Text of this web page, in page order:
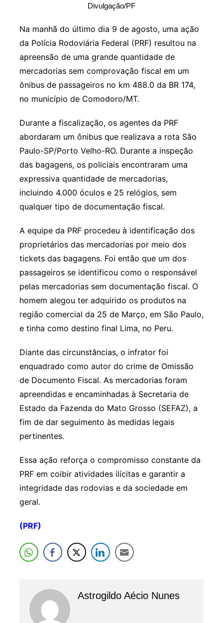
Divulgação/PF
Na manhã do último dia 9 de agosto, uma ação
da Polícia Rodoviária Federal (PRF) resultou na
apreensão de uma grande quantidade de
mercadorias sem comprovação fiscal em um
ônibus de passageiros no km 488.0 da BR 174,
no município de Comodoro/MT.
Durante a fiscalização, os agentes da PRF
abordaram um ônibus que realizava a rota São
Paulo-SP/Porto Velho-RO. Durante a inspeção
das bagagens, os policiais encontraram uma
expressiva quantidade de mercadorias,
incluindo 4.000 óculos e 25 relógios, sem
qualquer tipo de documentação fiscal.
A equipe da PRF procedeu à identificação dos
proprietários das mercadorias por meio dos
tickets das bagagens. Foi então que um dos
passageiros se identificou como o responsável
pelas mercadorias sem documentação fiscal. O
homem alegou ter adquirido os produtos na
região comercial da 25 de Março, em São Paulo,
e tinha como destino final Lima, no Peru.
Diante das circunstâncias, o infrator foi
enquadrado como autor do crime de Omissão
de Documento Fiscal. As mercadorias foram
apreendidas e encaminhadas à Secretaria de
Estado da Fazenda do Mato Grosso (SEFAZ), a
fim de dar seguimento às medidas legais
pertinentes.
Essa ação reforça o compromisso constante da
PRF em coibir atividades ilícitas e garantir a
integridade das rodovias e da sociedade em
geral.
(PRF)
Astrogildo Aécio Nunes